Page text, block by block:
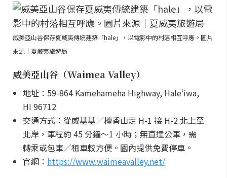
威美亞山谷保存夏威夷傳統建築「hale」，以電影中的村落相互呼應。圖片
來源｜夏威夷旅遊局
威美亞山谷（Waimea Valley）
地址：59-864 Kamehameha Highway, Haleʻiwa,
HI 96712
交通方式：從威基基／檀香山走 H-1 接 H-2 北上至
北岸，車程約 45 分鐘～1 小時；無直達公車，需
轉乘或包車／租車較方便。園內提供免費停車。
官網： https://www.waimeavalley.net/